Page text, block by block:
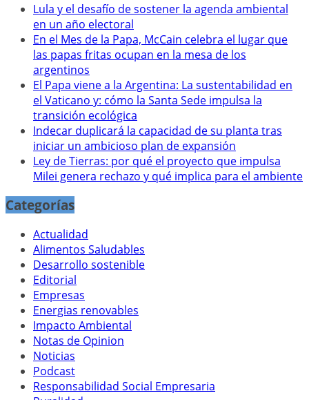
Lula y el desafío de sostener la agenda ambiental
en un año electoral
En el Mes de la Papa, McCain celebra el lugar que
las papas fritas ocupan en la mesa de los
argentinos
El Papa viene a la Argentina: La sustentabilidad en
el Vaticano y: cómo la Santa Sede impulsa la
transición ecológica
Indecar duplicará la capacidad de su planta tras
iniciar un ambicioso plan de expansión
Ley de Tierras: por qué el proyecto que impulsa
Milei genera rechazo y qué implica para el ambiente
Categorías
Actualidad
Alimentos Saludables
Desarrollo sostenible
Editorial
Empresas
Energias renovables
Impacto Ambiental
Notas de Opinion
Noticias
Podcast
Responsabilidad Social Empresaria